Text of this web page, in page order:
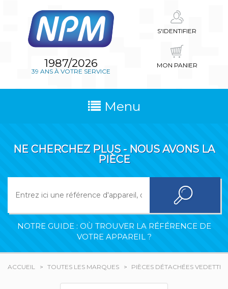
1987/2026
39 ANS À VOTRE SERVICE
S'IDENTIFIER
MON PANIER
Menu
NE CHERCHEZ PLUS - NOUS AVONS LA
PIÈCE
NOTRE GUIDE : OÙ TROUVER LA RÉFÉRENCE DE
VOTRE APPAREIL ?
ACCUEIL TOUTES LES MARQUES PIÈCES DÉTACHÉES VEDETTE